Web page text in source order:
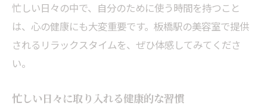
夏の美容室でリフレッシュするコツ
板橋駅で夏の頭皮ケアを体験
心地よい夏を過ごすための美容習慣
ヘッドスパ体験
忙しい日々の中で、自分のために使う時間を持つこと
は、心の健康にも大変重要です。板橋駅の美容室で提供
されるリラックスタイムを、ぜひ体感してみてくださ
い。
忙しい日々に取り入れる健康的な習慣